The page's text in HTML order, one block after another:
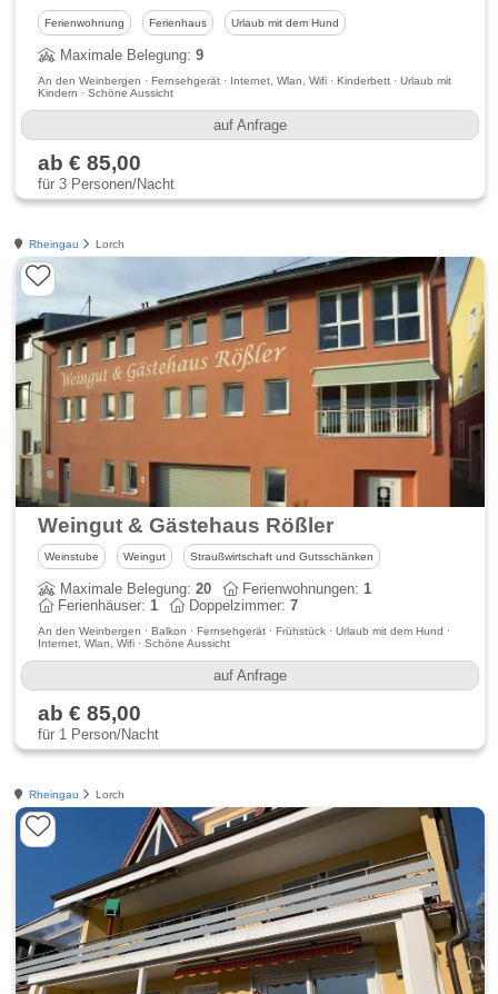
Ferienwohnung Ferienhaus Urlaub mit dem Hund
Maximale Belegung:9
An den Weinbergen · Fernsehgerät · Internet, Wlan, Wifi · Kinderbett · Urlaub mit
Kindern · Schöne Aussicht
auf Anfrage
ab € 85,00
für 3 Personen/Nacht
Rheingau Lorch
Weingut & Gästehaus Rößler
Weinstube Weingut Straußwirtschaft und Gutsschänken
Maximale Belegung:20 Ferienwohnungen:1
Ferienhäuser:1 Doppelzimmer:7
An den Weinbergen · Balkon · Fernsehgerät · Frühstück · Urlaub mit dem Hund ·
Internet, Wlan, Wifi · Schöne Aussicht
auf Anfrage
ab € 85,00
für 1 Person/Nacht
Rheingau Lorch